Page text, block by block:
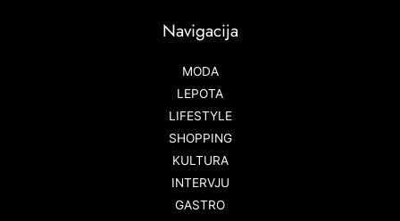
Navigacija
MODA
LEPOTA
LIFESTYLE
SHOPPING
KULTURA
INTERVJU
GASTRO